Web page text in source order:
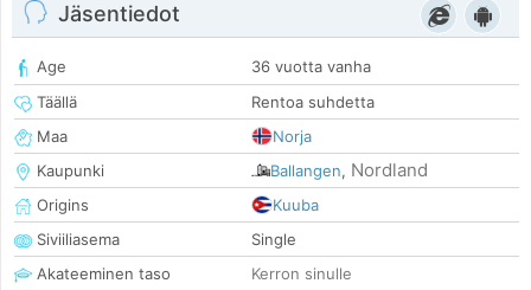
Jäsentiedot
Age
36 vuotta vanha
Täällä
Rentoa suhdetta
Maa
Norja
Kaupunki
Ballangen, Nordland
Origins
Kuuba
Siviiliasema
Single
Akateeminen taso
Kerron sinulle